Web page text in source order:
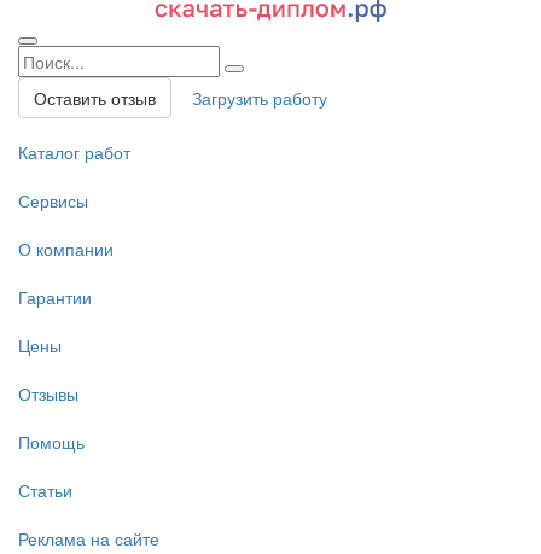
Оставить отзыв Загрузить работу
Каталог работ
Сервисы
О компании
Гарантии
Цены
Отзывы
Помощь
Статьи
Реклама на сайте